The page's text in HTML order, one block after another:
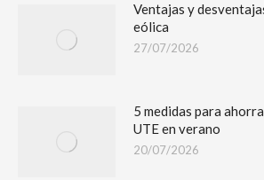
Ventajas y
eólica
27/07/2026
5 medidas para
UTE en verano
20/07/2026